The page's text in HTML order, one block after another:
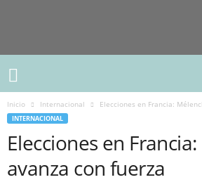
Inicio Internacional Elecciones en Francia:
INTERNACIONAL
Elecciones en
avanza con fuerza